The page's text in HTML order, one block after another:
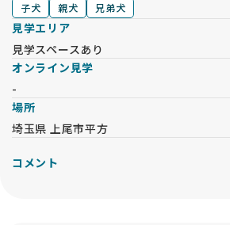
子犬 親犬 兄弟犬
見学エリア
見学スペースあり
オンライン見学
-
場所
埼玉県 上尾市平方
コメント